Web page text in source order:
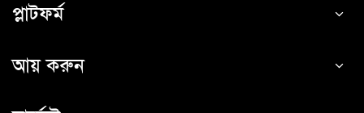
প্লাটফর্ম
আয় করুন